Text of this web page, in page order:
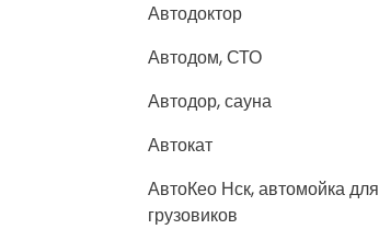
Автодоктор
Автодом, СТО
Автодор, сауна
Автокат
АвтоКео Нск, автомойка для
грузовиков